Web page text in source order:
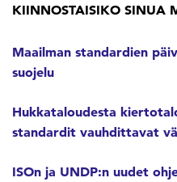
KIINNOSTAISIKO SINUA
Maailman standardien
suojelu
Hukkataloudesta
standardit vauhdittavat
ISOn ja UNDP:n uudet